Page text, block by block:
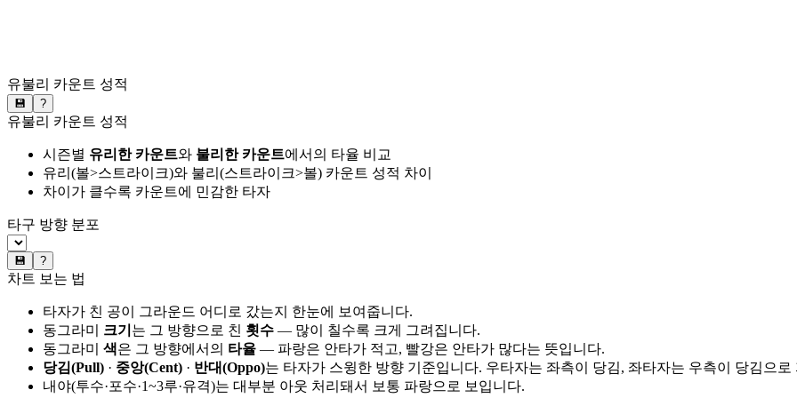
유불리 카운트 성적
💾 ?
유불리 카운트 성적
시즌별 유리한 카운트와 불리한 카운트에서의 타율 비교
유리(볼>스트라이크)와 불리(스트라이크>볼) 카운트 성적 차이
차이가 클수록 카운트에 민감한 타자
타구 방향 분포
💾 ?
차트 보는 법
타자가 친 공이 그라운드 어디로 갔는지 한눈에 보여줍니다.
동그라미 크기 는 그 방향으로 친 횟수 — 많이 칠수록 크게 그려집니다.
동그라미 색은 그 방향에서의 타율 — 파랑은 안타가 적고, 빨강은 안타가 많다는 뜻입니다.
당김(Pull) · 중앙(Cent) · 반대(Oppo)는 타자가 스윙한 방향 기준입니다. 우타자는 좌측이 당김, 좌타자는 우측이 당김으로
내야(투수·포수·1~3루·유격)는 대부분 아웃 처리돼서 보통 파랑으로 보입니다.